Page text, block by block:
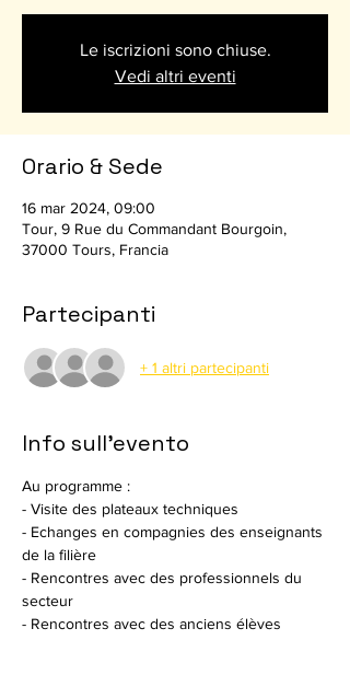
Le iscrizioni sono chiuse.
Vedi altri eventi
Orario & Sede
16 mar 2024, 09:00
Tour, 9 Rue du Commandant Bourgoin,
37000 Tours, Francia
Partecipanti
+ 1 altri partecipanti
Info sull'evento
Au programme :
- Visite des plateaux techniques
- Echanges en compagnies des enseignants
de la filière
- Rencontres avec des professionnels du
secteur
- Rencontres avec des anciens élèves